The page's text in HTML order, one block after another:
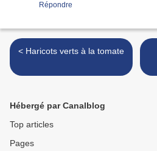
Répondre
< Haricots verts à la tomate
Hébergé par Canalblog
Top articles
Pages